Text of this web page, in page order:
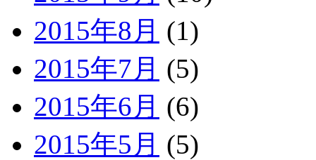
2015年8月 (1)
2015年7月 (5)
2015年6月 (6)
2015年5月 (5)